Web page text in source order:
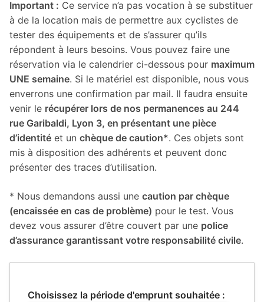
Important : Ce service n’a pas vocation à se substituer
à de la location mais de permettre aux cyclistes de
tester des équipements et de s’assurer qu’ils
répondent à leurs besoins. Vous pouvez faire une
réservation via le calendrier ci-dessous pour maximum
UNE semaine. Si le matériel est disponible, nous vous
enverrons une confirmation par mail. Il faudra ensuite
venir le récupérer lors de nos permanences au 244
rue Garibaldi, Lyon 3, en présentant une pièce
d’identité et un chèque de caution*. Ces objets sont
mis à disposition des adhérents et peuvent donc
présenter des traces d’utilisation.
* Nous demandons aussi une caution par chèque
(encaissée en cas de problème) pour le test. Vous
devez vous assurer d’être couvert par une police
d’assurance garantissant votre responsabilité civile.
Choisissez la période d'emprunt souhaitée :